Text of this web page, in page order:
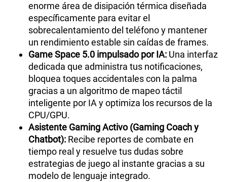
enorme área de disipación térmica diseñada
específicamente para evitar el
sobrecalentamiento del teléfono y mantener
un rendimiento estable sin caídas de frames.
Game Space 5.0 impulsado por IA: Una interfaz
dedicada que administra tus notificaciones,
bloquea toques accidentales con la palma
gracias a un algoritmo de mapeo táctil
inteligente por IA y optimiza los recursos de la
CPU/GPU.
Asistente Gaming Activo (Gaming Coach y
Chatbot): Recibe reportes de combate en
tiempo real y resuelve tus dudas sobre
estrategias de juego al instante gracias a su
modelo de lenguaje integrado.